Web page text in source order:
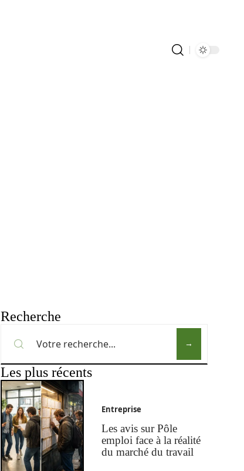
Recherche
Les plus récents
Entreprise
Les avis sur Pôle
emploi face à la réalité
du marché du travail